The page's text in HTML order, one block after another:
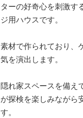
ーの好奇心を刺激す
用ハウスです。
材で作られており、
を演出します。
れ家スペースを備え
探検を楽しみながら
。